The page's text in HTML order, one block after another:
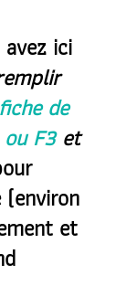
ici
de
F3et
et